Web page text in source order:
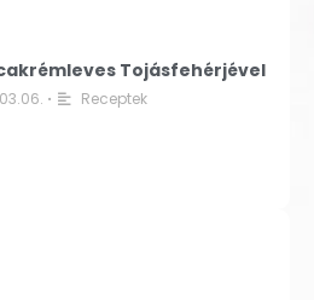
Tojásfehérjével
• Receptek